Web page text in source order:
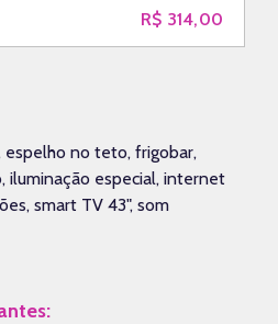
R$ 314,00
espelho no teto, frigobar,
iluminação especial, internet
smart TV 43", som